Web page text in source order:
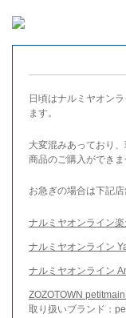
日頃はナルミヤオン
ます。
大変混みあっており
商品のご購入ができま
お急ぎの場合は下記
ナルミヤオンライン
ナルミヤオンライン
ナルミヤオンライン
ZOZOTOWN
取り扱いブランド：